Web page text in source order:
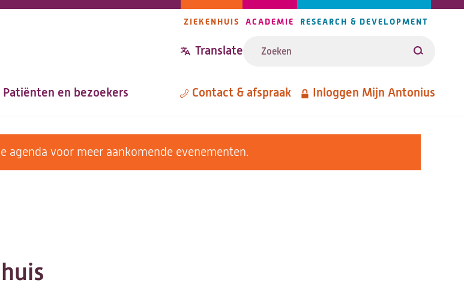
navigatie
ZIEKENHUIS ACADEMIE RESEARCH & DEVELOPMENT
Translate Zoeken
Patiënten en bezoekers Metanavigatie
Contact & afspraak Inloggen Mijn Antonius
agenda voor meer aankomende evenementen.